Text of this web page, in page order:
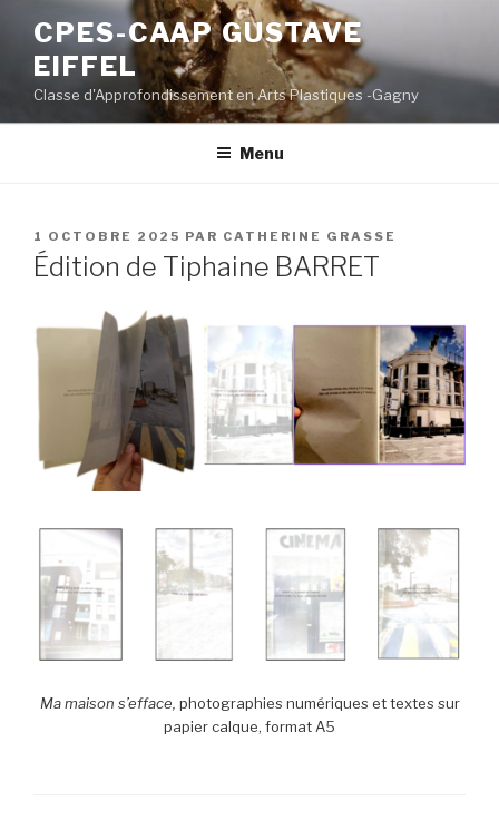
contenu
principal
CPES-CAAP GUSTAVE
EIFFEL
Classe d'Approfondissement en Arts Plastiques -Gagny
Menu
PUBLIÉ
LE
1 OCTOBRE 2025 PAR CATHERINE GRASSE
Édition de Tiphaine BARRET
Ma maison s’efface, photographies numériques et textes sur
papier calque, format A5